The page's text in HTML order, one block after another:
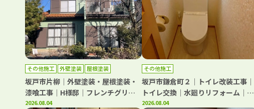
その他施工 外壁塗装 屋根塗装
坂戸市片柳｜外壁塗装・屋根塗装・
漆喰工事｜H様邸｜フレンチグリー
ン・アイアンバーグ・ガルグレー仕
2026.08.04
その他施工
坂戸市鎌倉町２｜トイレ改装工事｜
トイレ交換｜水廻りリフォーム｜キ
ッチンリフォーム｜レンジフード交
2026.08.04